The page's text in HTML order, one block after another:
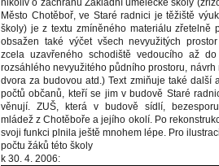
nikoliv o záchranu Základní umělecké školy
Město Chotěboř, ve Staré radnici je těžiště
školy) je z textu zmíněného materiálu zřetelně
obsažen také výčet všech nevyužitých
zcela uzavřeného schodiště vedoucího až
rozsáhlého nevyužitého půdního prostoru, návrh
dvora za budovou atd.) Text zmiňuje také další
počtů občanů, kteří se jim v budově Staré
věnují. ZUŠ, která v budově sídlí,
mládež z Chotěboře a jejího okolí. Po
svoji funkci plnila ještě mnohem lépe. Pro
počtu žáků této školy
k 30. 4. 2006: